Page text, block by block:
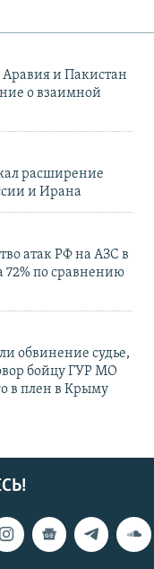
Аравия и Пакистан
о взаимной
расширение
и Ирана
атак РФ на АЗС в
72% по сравнению
обвинение судье,
бойцу ГУР МО
в плен в Крыму